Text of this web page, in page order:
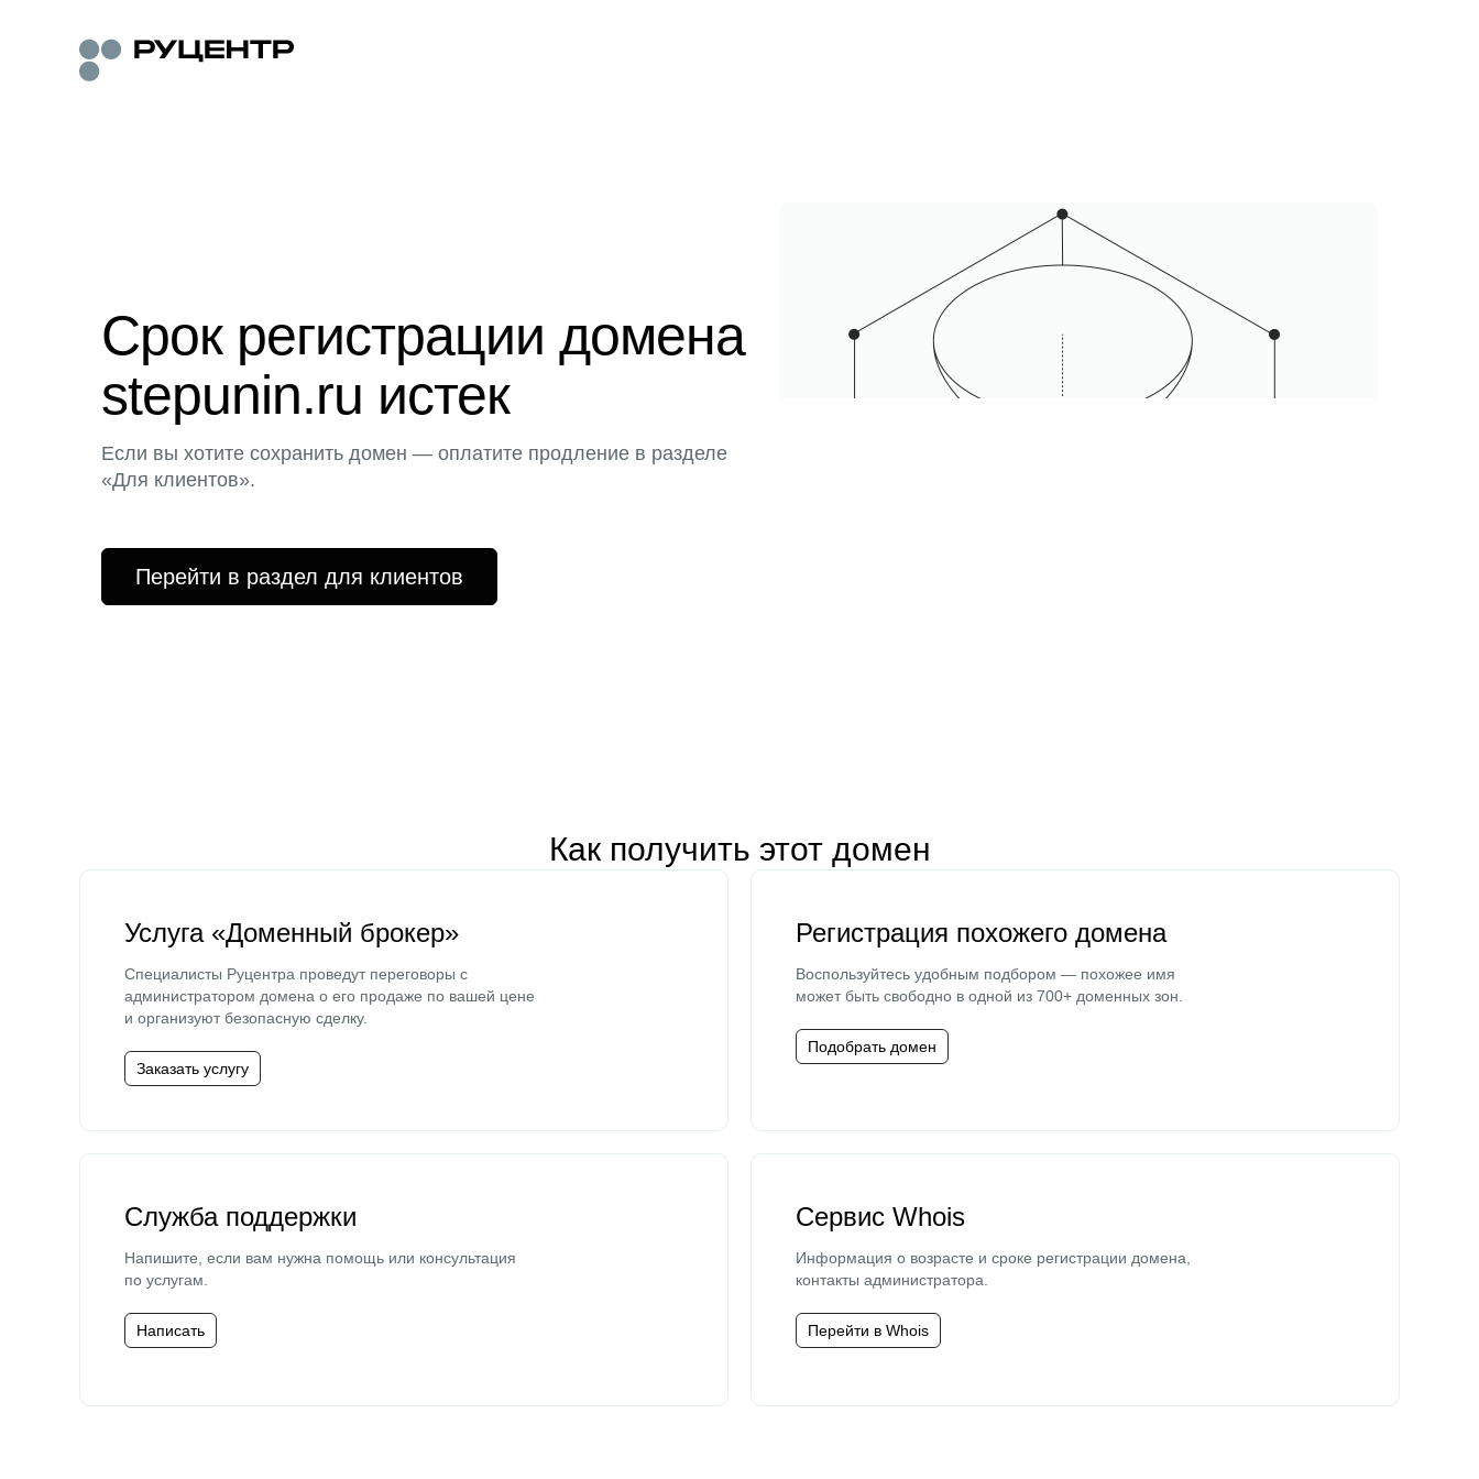
Срок регистрации домена
stepunin.ru истек
Если вы хотите сохранить домен — оплатите продление в разделе
«Для клиентов».
Перейти в раздел для клиентов
Как получить этот домен
Услуга «Доменный брокер»
Специалисты Руцентра проведут переговоры с
администратором домена о его продаже по вашей цене
и организуют безопасную сделку.
Заказать услугу
Регистрация похожего домена
Воспользуйтесь удобным подбором — похожее имя
может быть свободно в одной из 700+ доменных зон.
Подобрать домен
Служба поддержки
Напишите, если вам нужна помощь или консультация
по услугам.
Написать
Сервис Whois
Информация о возрасте и сроке регистрации домена,
контакты администратора.
Перейти в Whois